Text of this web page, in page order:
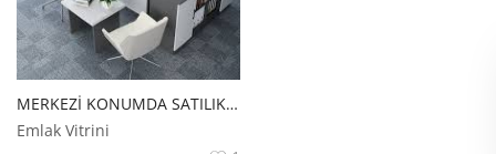
BLOG
İLETİŞİM
Giriş
MERKEZİ KONUMDA SATILIK OFİS VE BÜRO
Emlak Vitrini